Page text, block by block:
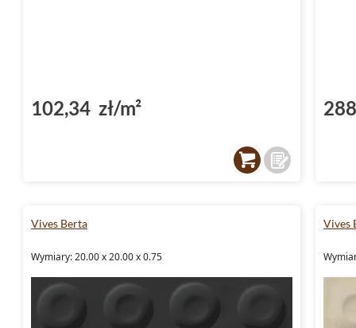
102,34 zł/m²
Vives Berta
Wymiary: 20.00 x 20.00 x 0.75
Vives